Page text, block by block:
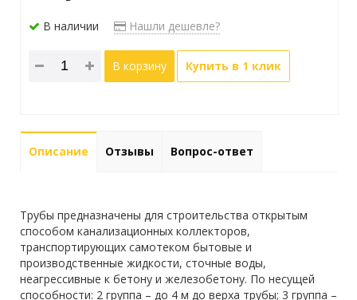
В наличии Нашли дешевле?
В корзину Купить в 1 клик
Описание Отзывы Вопрос-ответ
Трубы предназначены для строительства открытым
способом канализационных коллекторов,
транспортирующих самотеком бытовые и
производственные жидкости, сточные воды,
неагрессивные к бетону и железобетону. По несущей
способности: 2 группа – до 4 м до верха трубы; 3 группа –